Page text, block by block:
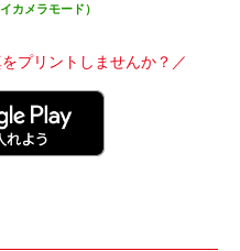
カメラモード）
プリントしませんか？／